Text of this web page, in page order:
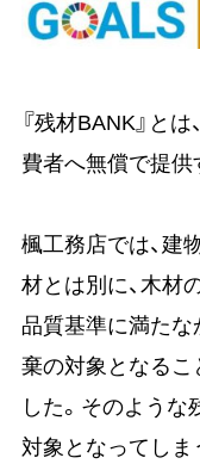
『残材BANK』と
費者へ無償で提供
楓工務店では、建
材とは別に、木材
品質基準に満た
棄の対象となるこ
した。そのよう
対象となってしま